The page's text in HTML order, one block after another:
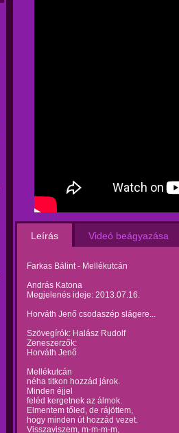
Leírás Videó beágyazása
Farkas Bálint - Mellékutcán
András Katona
Megjelenés ideje: 2013.07.16.
Horváth Jenő csodaszép slágere...
Szövegírók: Halász Rudolf
Zeneszerzők:
Horváth Jenő
Mellékutcán
néha titkon hozzád járok.
Minden éjjel
feléd kergetnek az álmok.
Elmentem tőled, de rájöttem,
hogy minden út hozzád vezet.
Visszaviszem, m-m-m-m,